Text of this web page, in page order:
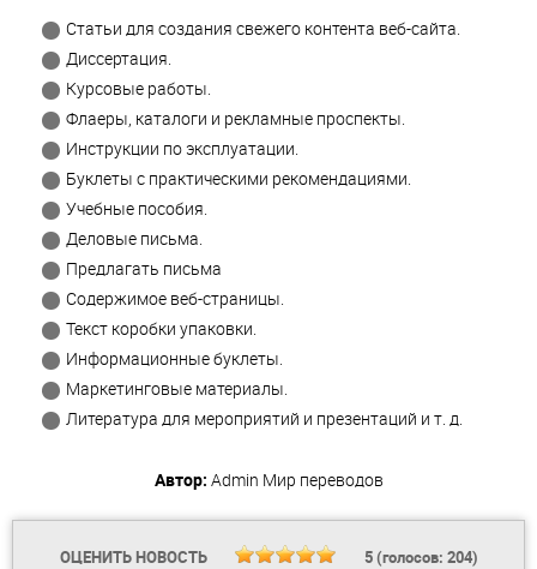
Статьи для создания свежего контента веб-сайта.
Диссертация.
Курсовые работы.
Флаеры, каталоги и рекламные проспекты.
Инструкции по эксплуатации.
Буклеты с практическими рекомендациями.
Учебные пособия.
Деловые письма.
Предлагать письма
Содержимое веб-страницы.
Текст коробки упаковки.
Информационные буклеты.
Маркетинговые материалы.
Литература для мероприятий и презентаций и т. д.
Автор: Admin Мир переводов
ОЦЕНИТЬ НОВОСТЬ 5(голосов: 204)